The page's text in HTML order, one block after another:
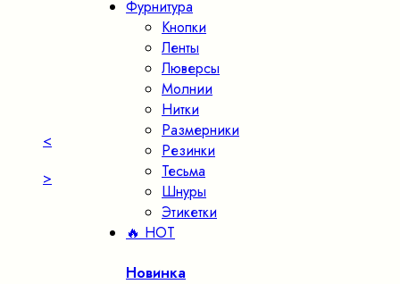
Фурнитура
Кнопки
Ленты
Люверсы
Молнии
Нитки
Размерники
Резинки
Тесьма
Шнуры
Этикетки
🔥 HOT
Новинка
<
>